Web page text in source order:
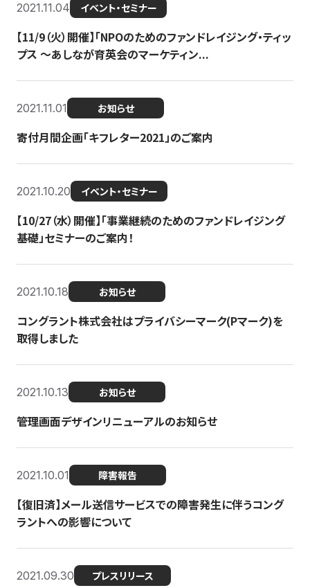
2021.11.04 イベント・セミナー
【11/9（火）開催】「NPOのためのファンドレイジング・ティッ
プス 〜あしなが育英会のマーケティン...
2021.11.01 お知らせ
寄付月間企画「キフレター2021」のご案内
2021.10.20 イベント・セミナー
【10/27（水）開催】「事業継続のためのファンドレイジング
基礎」セミナーのご案内！
2021.10.18 お知らせ
コングラント株式会社はプライバシーマーク(Pマーク)を
取得しました
2021.10.13 お知らせ
管理画面デザインリニューアルのお知らせ
2021.10.01 障害報告
【復旧済】メール送信サービスでの障害発生に伴うコング
ラントへの影響について
2021.09.30 プレスリリース